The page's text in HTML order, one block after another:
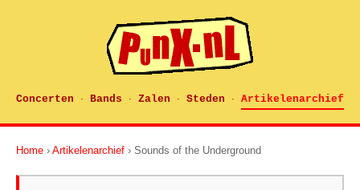
Concerten · Bands · Zalen · Steden · Artikelenarchief
Home › Artikelenarchief › Sounds of the Underground